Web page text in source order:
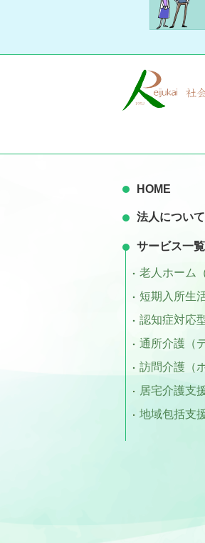
HOME
法人について
サービス一覧
老人ホーム
短期入所生
認知症対応
通所介護（
訪問介護（
居宅介護支
地域包括支